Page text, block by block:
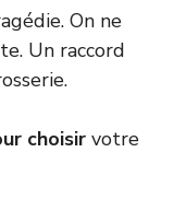
On ne
Un raccord
choisir votre